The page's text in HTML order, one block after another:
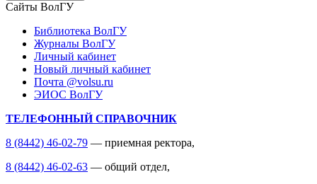
Сайты ВолГУ
Библиотека ВолГУ
Журналы ВолГУ
Личный кабинет
Новый личный кабинет
Почта @volsu.ru
ЭИОС ВолГУ
ТЕЛЕФОННЫЙ СПРАВОЧНИК
8 (8442) 46-02-79 — приемная ректора,
8 (8442) 46-02-63 — общий отдел,